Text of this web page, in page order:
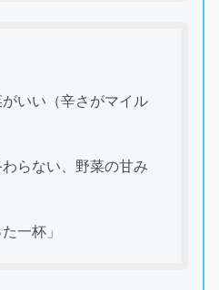
いい（辛さがマイル
らない、野菜の甘み
一杯」